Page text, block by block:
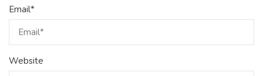
Email*
Website